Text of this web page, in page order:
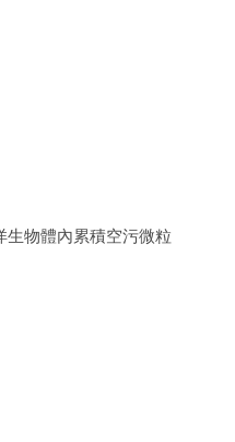
生物體內累積空污微粒